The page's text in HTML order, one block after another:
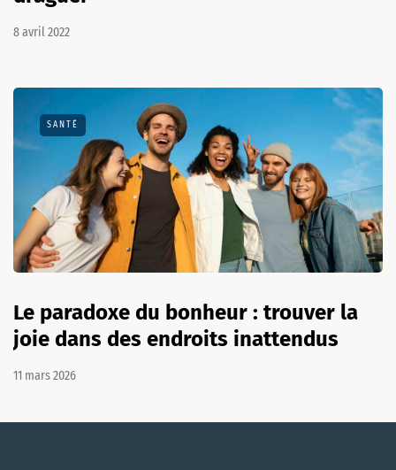
8 avril 2022
SANTÉ
Le paradoxe du bonheur : trouver la
joie dans des endroits inattendus
11 mars 2026